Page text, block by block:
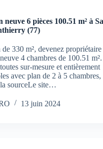
neuve 6 pièces 100.51 m² à
(77)
330 m², devenez propriétaire
4 chambres de 100.51
sur-mesure et entièrement
avec plan de 2 à 5 chambres,
sourceLe site…
13 juin 2024